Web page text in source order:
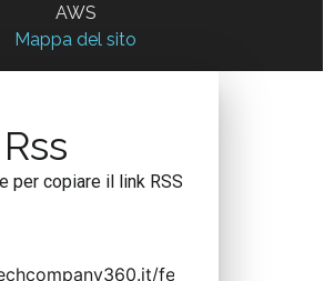
AWS
Mappa del sito
per copiare il link RSS